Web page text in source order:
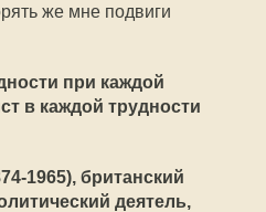
же мне подвиги
при каждой
в каждой трудности
1965), британский
деятель,